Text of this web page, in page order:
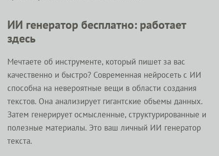
ИИ генератор бесплатно: работает
здесь
Мечтаете об инструменте, который пишет за вас
качественно и быстро? Современная нейросеть с ИИ
способна на невероятные вещи в области создания
текстов. Она анализирует гигантские объемы данных.
Затем генерирует осмысленные, структурированные и
полезные материалы. Это ваш личный ИИ генератор
текста.